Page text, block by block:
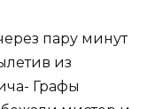
пару минут
из
Графы